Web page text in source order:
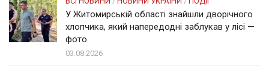
У Житомирській області знайшли дворічного
хлопчика, який напередодні заблукав у лісі —
фото
03.08.2026